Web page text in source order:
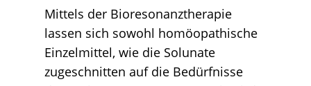
Mittels der Bioresonanztherapie
lassen sich sowohl homöopathische
Einzelmittel, wie die Solunate
zugeschnitten auf die Bedürfnisse